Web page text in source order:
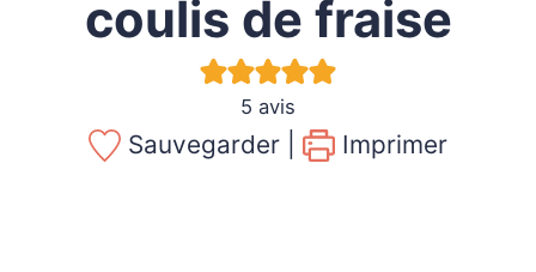
coulis de fraise
5 avis
Sauvegarder | Imprimer